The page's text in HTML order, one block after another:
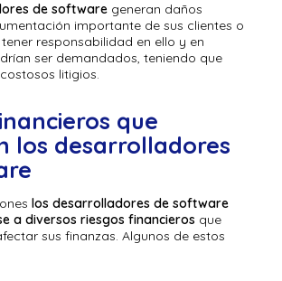
de software generan daños
importante de sus clientes o
responsabilidad en ello y en
ser demandados, teniendo que
litigios.
que
los desarrolladores
los desarrolladores de software
a diversos riesgos financieros que
sus finanzas. Algunos de estos